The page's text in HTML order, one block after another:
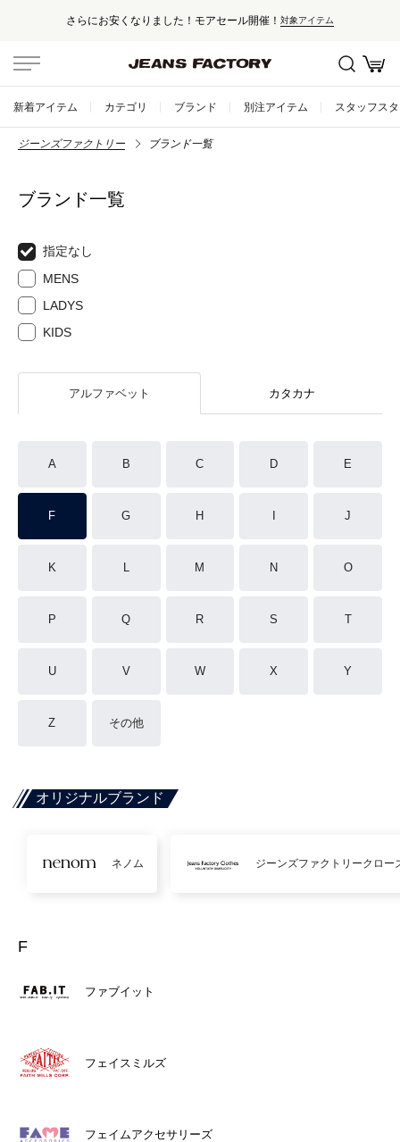
さらにお安くなりました！モアセール開催！ 対象アイテム
新着アイテム カテゴリ ブランド 別注アイテム スタッフス
ジーンズファクトリー ブランド一覧
ブランド一覧
指定なし
MENS
LADYS
KIDS
アルファベット カタカナ
A B C D E
F G H J
K L M N O
P Q R S T
U V W X Y
Z その他
オリジナルブランド
ネノム ジーンズファクトリークロー
F
ファブイット
フェイスミルズ
フェイムアクセサリーズ